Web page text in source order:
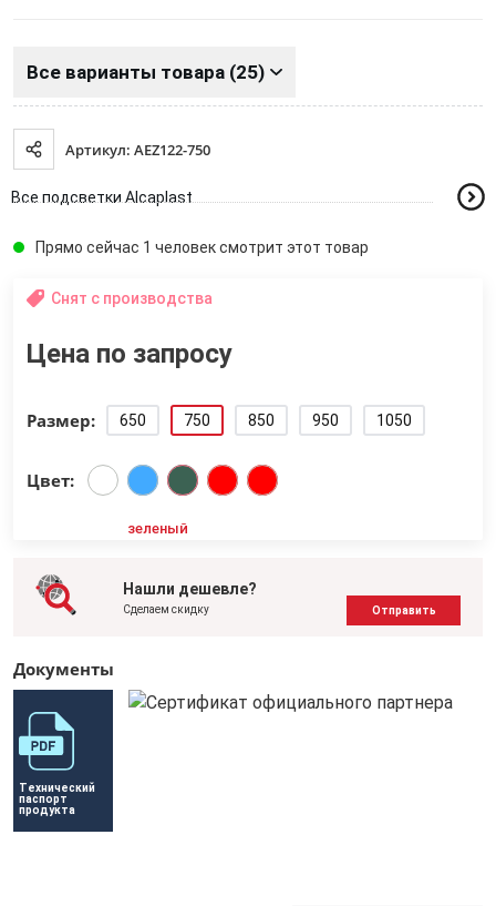
Все варианты товара (25)
Артикул: AEZ122-750
Все подсветки Alcaplast
Прямо сейчас 1 человек смотрит этот товар
Снят с производства
Цена по запросу
Размер: 650 750 850 950 1050
Цвет:
зеленый
Нашли дешевле?
Сделаем скидку Отправить
Документы
Технический
паспорт
продукта